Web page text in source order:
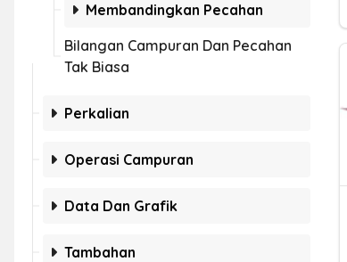
Membandingkan Pecahan
Bilangan Campuran Dan Pecahan
Tak Biasa
Perkalian
Operasi Campuran
Data Dan Grafik
Tambahan